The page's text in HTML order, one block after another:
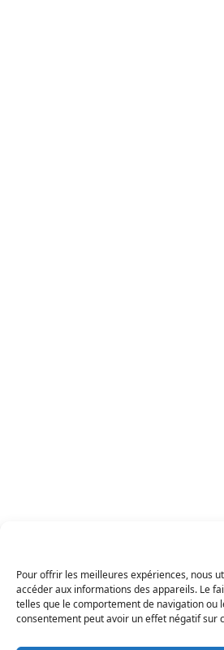
Pour offrir les meilleures expériences, nous
accéder aux informations des appareils. Le
telles que le comportement de navigation ou
consentement peut avoir un effet négatif sur